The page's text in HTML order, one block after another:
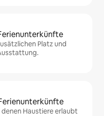
Platz und
Haustiere erlaubt